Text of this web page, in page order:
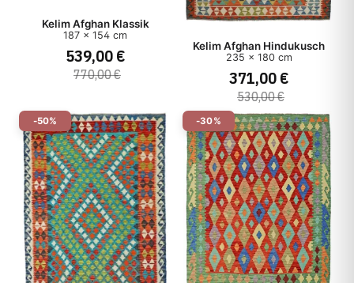
Kelim Afghan Klassik
187 x 154 cm
539,00 €
770,00 €
Kelim Afghan Hindukusch
235 x 180 cm
371,00 €
530,00 €
-50% -30%